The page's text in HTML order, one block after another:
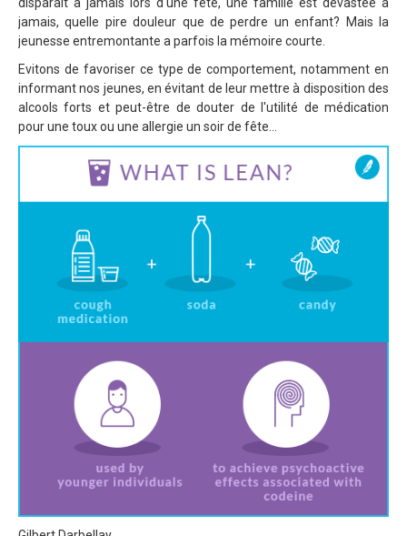
jamais, quelle pire douleur que de perdre un enfant? Mais la
jeunesse entremontante a parfois la mémoire courte.
Evitons de favoriser ce type de comportement, notamment en
informant nos jeunes, en évitant de leur mettre à disposition des
alcools forts et peut-être de douter de l'utilité de médication
pour une toux ou une allergie un soir de fête...